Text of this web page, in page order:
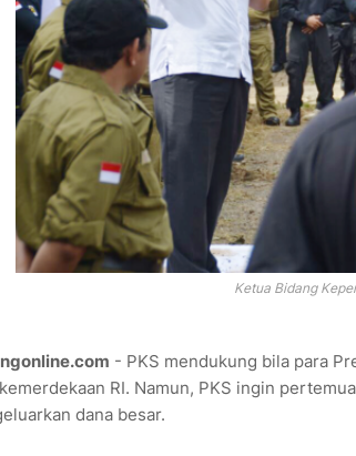
Ketua Bidang
- PKS mendukung bila para
RI. Namun, PKS ingin
dana besar.